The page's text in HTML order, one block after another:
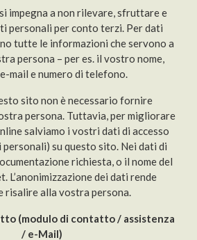
impegna a non rilevare, sfruttare e
personali per conto terzi. Per dati
tutte le informazioni che servono a
persona – per es. il vostro nome,
mail e numero di telefono.
sito non è necessario fornire
persona. Tuttavia, per migliorare
salviamo i vostri dati di accesso
su questo sito. Nei dati di
richiesta, o il nome del
L’anonimizzazione dei dati rende
risalire alla vostra persona.
(modulo di contatto / assistenza
/ e-Mail)